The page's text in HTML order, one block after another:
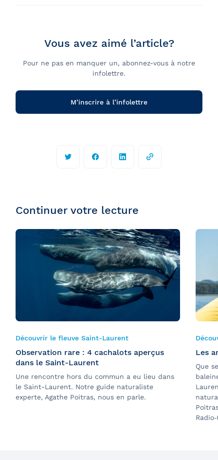
Vous avez aimé l’article?
Pour ne pas en manquer un, abonnez-vous à notre
infolettre.
M’inscrire à l’infolettre
Continuer votre lecture
Découvrir le fleuve Saint-Laurent
Observation rare : 4 cachalots aperçus
dans le Saint-Laurent
Une rencontre hors du commun a eu lieu dans
le Saint-Laurent. Notre guide naturaliste
experte, Agathe Poitras, nous en parle.
Les
Que